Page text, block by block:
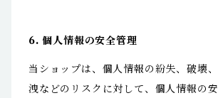
6. 個人情報の安全管理
当ショップは、個人情報の紛失、破壊
洩などのリスクに対して、個人情報の